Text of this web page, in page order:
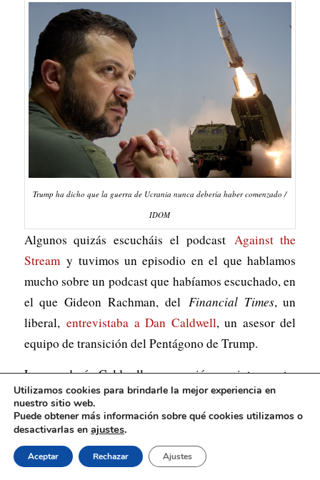
Trump ha dicho que la guerra de Ucrania nunca debería haber comenzado /
IDOM
Algunos quizás escucháis el podcastAgainst the
Streamy tuvimos un episodio en el que hablamos
mucho sobre un podcast que habíamos escuchado, en
el que Gideon Rachman, del Financial Times, un
liberal,entrevistaba a Dan Caldwell, un asesor del
equipo de transición del Pentágono de Trump.
Lo que decía Caldwell me pareció muy interesante.
Lo primero que dijo es que era un veterano del
ejército, que había participado en la guerra de Irak.
Hay muchos de este tipo, ¿verdad? Muchos veteranos
del ejército que se han politizado por su experiencia
Utilizamos cookies para brindarle la mejor experiencia en
nuestro sitio web.
Puede obtener más información sobre qué cookies utilizamos o
desactivarlas en ajustes.
Aceptar Rechazar Ajustes